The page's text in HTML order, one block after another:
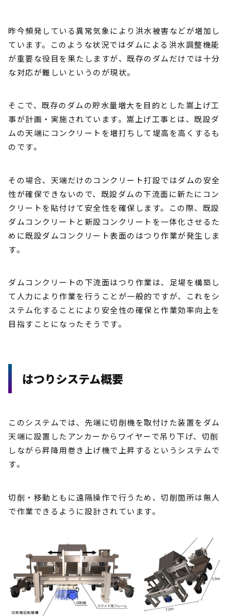
昨今頻発している異常気象により洪水被害などが増加し
ています。このような状況ではダムによる洪水調整機能
が重要な役目を果たしますが、既存のダムだけでは十分
な対応が難しいというのが現状。
そこで、既存のダムの貯水量増大を目的とした嵩上げ工
事が計画・実施されています。嵩上げ工事とは、既設ダ
ムの天端にコンクリートを増打ちして堤高を高くするも
のです。
その場合、天端だけのコンクリート打設ではダムの安全
性が確保できないので、既設ダムの下流面に新たにコン
クリートを貼付けて安全性を確保します。この際、既設
ダムコンクリートと新設コンクリートを一体化させるた
めに既設ダムコンクリート表面のはつり作業が発生しま
す。
ダムコンクリートの下流面はつり作業は、足場を構築し
て人力により作業を行うことが一般的ですが、これをシ
ステム化することにより安全性の確保と作業効率向上を
目指すことになったそうです。
はつりシステム概要
このシステムでは、先端に切削機を取付けた装置をダム
天端に設置したアンカーからワイヤーで吊り下げ、切削
しながら昇降用巻き上げ機で上昇するというシステムで
す。
切削・移動ともに遠隔操作で行うため、切削箇所は無人
で作業できるように設計されています。